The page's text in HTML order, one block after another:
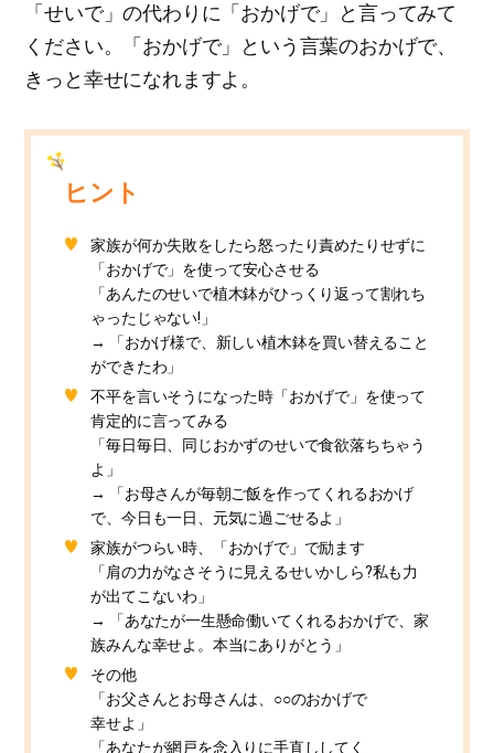
「せいで」の代わりに「おかげで」と言ってみて
ください。「おかげで」という言葉のおかげで、
きっと幸せになれますよ。
ヒント
家族が何か失敗をしたら怒ったり責めたりせずに
「おかげで」を使って安心させる
「あんたのせいで植木鉢がひっくり返って割れち
ゃったじゃない!」
→ 「おかげ様で、新しい植木鉢を買い替えること
ができたわ」
不平を言いそうになった時「おかげで」を使って
肯定的に言ってみる
「毎日毎日、同じおかずのせいで食欲落ちちゃう
よ」
→ 「お母さんが毎朝ご飯を作ってくれるおかげ
で、今日も一日、元気に過ごせるよ」
家族がつらい時、「おかげで」で励ます
「肩の力がなさそうに見えるせいかしら?私も力
が出てこないわ」
→ 「あなたが一生懸命働いてくれるおかげで、家
族みんな幸せよ。本当にありがとう」
その他
「お父さんとお母さんは、○○のおかげで
幸せよ」
「あなたが網戸を念入りに手直ししてく